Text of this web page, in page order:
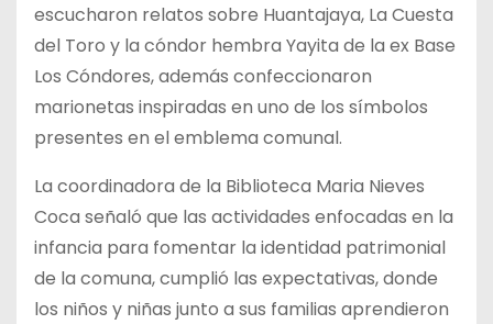
escucharon relatos sobre Huantajaya, La Cuesta
del Toro y la cóndor hembra Yayita de la ex Base
Los Cóndores, además confeccionaron
marionetas inspiradas en uno de los símbolos
presentes en el emblema comunal.
La coordinadora de la Biblioteca Maria Nieves
Coca señaló que las actividades enfocadas en la
infancia para fomentar la identidad patrimonial
de la comuna, cumplió las expectativas, donde
los niños y niñas junto a sus familias aprendieron